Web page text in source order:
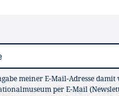
meiner E-Mail-Adresse damit
per E-Mail